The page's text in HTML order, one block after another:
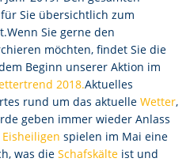
Sie übersichtlich zum
Sie gerne den
möchten, findet Sie die
Beginn unserer Aktion im
2018.Aktuelles
rund um das aktuelle Wetter,
geben immer wieder Anlass
Eisheiligen spielen im Mai eine
was die Schafskälte ist und